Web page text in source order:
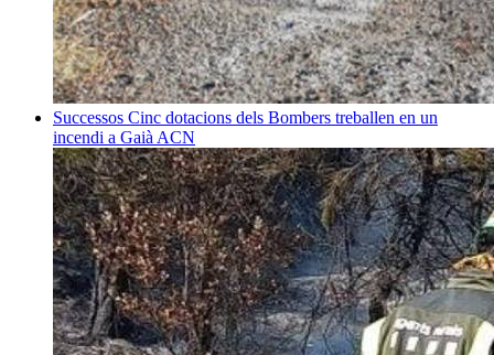
Successos Cinc dotacions dels Bombers treballen en un
incendi a Gaià ACN